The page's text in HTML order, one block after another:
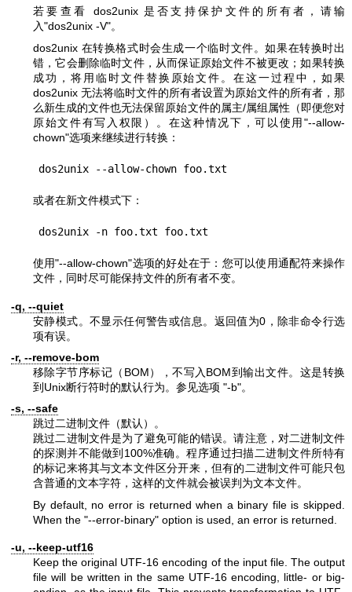
若要查看 dos2unix 是否支持保护文件的所有者，请输
入"dos2unix -V"。
dos2unix 在转换格式时会生成一个临时文件。如果在转换时出
错，它会删除临时文件，从而保证原始文件不被更改；如果转换
成功，将用临时文件替换原始文件。在这一过程中，如果
dos2unix 无法将临时文件的所有者设置为原始文件的所有者，那
么新生成的文件也无法保留原始文件的属主/属组属性（即便您对
原始文件有写入权限）。在这种情况下，可以使用 "--allow-
chown"选项来继续进行转换：
或者在新文件模式下：
使用"--allow-chown"选项的好处在于：您可以使用通配符来操作
文件，同时尽可能保持文件的所有者不变。
-q, --quiet
安静模式。不显示任何警告或信息。返回值为0，除非命令行选
项有误。
-r, --remove-bom
移除字节序标记（BOM），不写入BOM到输出文件。这是转换
到Unix断行符时的默认行为。参见选项 "-b"。
-s, --safe
跳过二进制文件（默认）。
跳过二进制文件是为了避免可能的错误。请注意，对二进制文件
的探测并不能做到100%准确。程序通过扫描二进制文件所特有
的标记来将其与文本文件区分开来，但有的二进制文件可能只包
含普通的文本字符，这样的文件就会被误判为文本文件。
By default, no error is returned when a binary file is skipped.
When the "--error-binary" option is used, an error is returned.
-u, --keep-utf16
Keep the original UTF-16 encoding of the input file. The output
file will be written in the same UTF-16 encoding, little- or big-